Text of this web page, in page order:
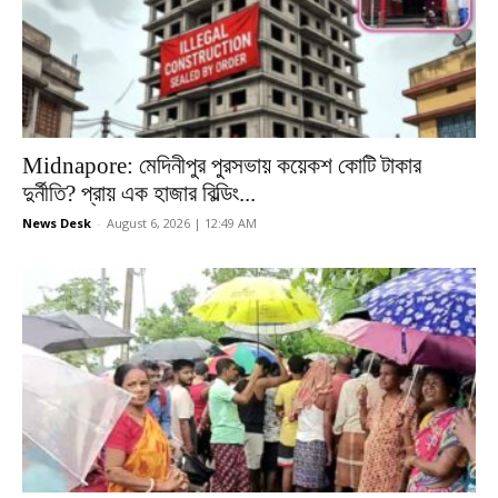
Midnapore: মেদিনীপুর পুরসভায় কয়েকশ কোটি টাকার
দুর্নীতি? প্রায় এক হাজার বিল্ডিং...
News Desk - August 6, 2026 | 12:49 AM